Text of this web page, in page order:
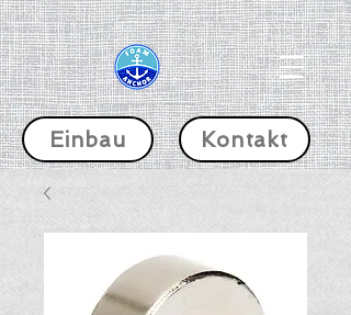
Einbau Kontakt